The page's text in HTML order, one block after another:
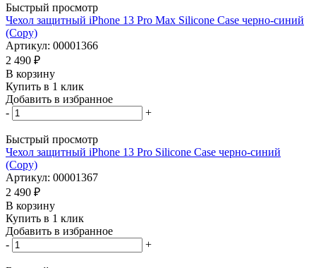
Быстрый просмотр
Чехол защитный iPhone 13 Pro Max Silicone Case черно-синий
(Copy)
Артикул: 00001366
2 490 ₽
В корзину
Купить в 1 клик
Добавить в избранное
-
+
Быстрый просмотр
Чехол защитный iPhone 13 Pro Silicone Case черно-синий
(Copy)
Артикул: 00001367
2 490 ₽
В корзину
Купить в 1 клик
Добавить в избранное
-
+